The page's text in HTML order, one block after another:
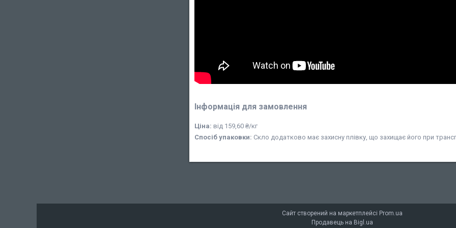
Інформація для замовлення
Ціна: від 159,60 ₴/кг
Спосіб упаковки: Скло додатково має захисну плівку, що захищає його при
Сайт створений на маркетплейсі Prom.ua
Продавець на Bigl.ua